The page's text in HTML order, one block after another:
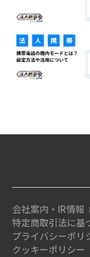
会社案内・IR情報
特定商取引法に基
プライバシーポリ
クッキーポリシー